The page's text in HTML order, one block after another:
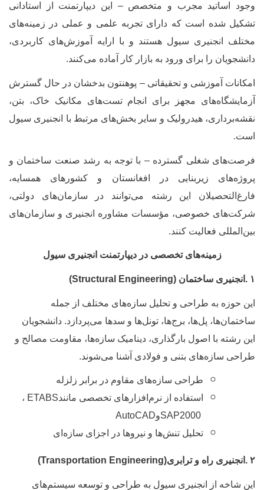
اساتید مجرب و متخصص – این دیپارتمنت از استادانی
شده است که دارای تجربه علمی و عملی در زمینه‌های
انجنیری سیول هستند و با ارایه آموزش‌های کاربردی،
را برای ورود به بازار کار آماده می‌کنند.
آموزشی و تحقیقاتی – پوهنتون بدخشان در حال گسترش
مجهز برای انجام تست‌های مکانیک خاک، بتن،
هیدرولیک و سایر بخش‌های مرتبط با انجنیری سیول
.
شغلی گسترده – با توجه به رشد صنعت ساختمان و
زیربنایی در افغانستان و کشورهای همسایه،
این رشته می‌توانند در سازمان‌های دولتی،
خصوصی، مؤسسات مشاوره انجنیری و سازمان‌های
فعالیت کنند.
زمینه‌های تخصصی در دیپارتمنت انجنیری سیول
انجنیری ساختمان(Structural Engineering)
حوزه به طراحی و تحلیل سازه‌های مختلف از جمله
پل‌ها، برج‌ها، تونل‌ها و سدها می‌پردازد. دانشجویان
رشته با اصول بارگذاری، دینامیک سازه‌ها، مقاومت مصالح و
سازه‌های بتنی و فولادی آشنا می‌شوند.
طراحی سازه‌های مقاوم در برابر زلزله
استفاده از نرم‌افزارهای تخصصی مانندETABS،
SAP2000وAutoCAD
تحلیل تنش‌ها و نیروها در اجزای سازه‌ای
انجنیری راه و ترابری(Transportation Engineering)
شاخه از انجنیری سیول به طراحی و توسعه سیستم‌های